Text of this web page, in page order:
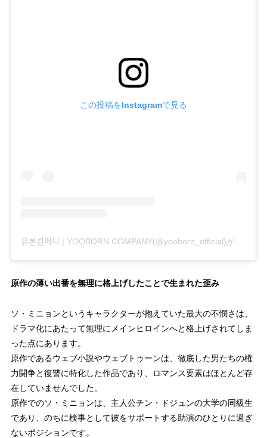
この投稿をInstagramで見る
유본컴퍼니 | YOOBORN COMPANY(@yooborn_official)がシェアした投稿
原作の薄い出番を無理に格上げしたことで生まれた歪み
ソ・ミニョンというキャラクターが抱えていた最大の不憫さは、
ドラマ化にあたって無理にメインヒロインへと格上げされてしま
った点にあります。
原作であるウェブ小説やウェブトゥーンは、徹底した男たちの権
力闘争と復讐に特化した作品であり、ロマンス要素はほとんど存
在していませんでした。
原作でのソ・ミニョンは、主人公チン・ドジュンの大学の同級生
であり、のちに検事として彼をサポートする助演のひとりに過ぎ
ないポジションです。